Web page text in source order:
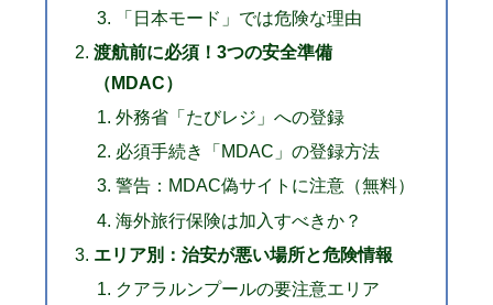
「日本モード」では危険な理由
渡航前に必須！3つの安全準備
（MDAC）
外務省「たびレジ」への登録
必須手続き「MDAC」の登録方法
警告：MDAC偽サイトに注意（無料）
海外旅行保険は加入すべきか？
エリア別：治安が悪い場所と危険情報
クアラルンプールの要注意エリア